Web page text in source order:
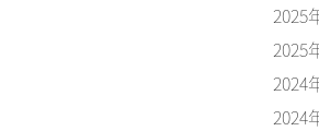
2025
2025
2024
2024